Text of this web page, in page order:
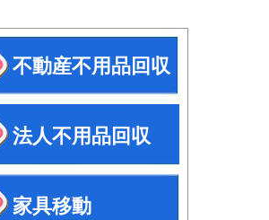
不動産不用品回収
法人不用品回収
家具移動